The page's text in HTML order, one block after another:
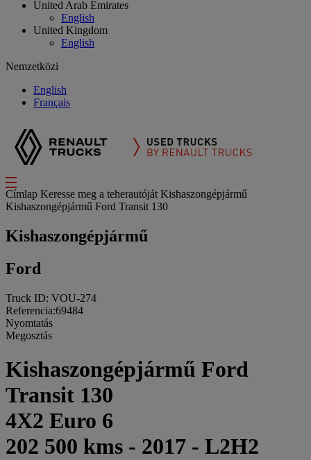
United Arab Emirates
English
United Kingdom
English
Nemzetközi
English
Français
Címlap Keresse meg a teherautóját Kishaszongépjármű
Kishaszongépjármű Ford Transit 130
Kishaszongépjármű
Ford
Truck ID: VOU-274
Referencia:69484
Nyomtatás
Megosztás
Kishaszongépjármű Ford
Transit 130
4X2 Euro 6
202 500 kms - 2017 - L2H2